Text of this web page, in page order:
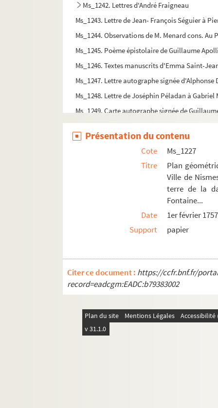
Ms_1242. Lettres d'André Fraigneau
Ms_1243. Lettre de Jean- François Séguier à
Ms_1244. Observations de M. Menard cons.
Ms_1245. Poème épistolaire de Guillaume
Ms_1246. Textes manuscrits d'Emma Saint-
Ms_1247. Lettre autographe signée
Ms_1248. Lettre de Joséphin Péladan à Gabriel
Ms_1249. Carte autographe signée de
Ms_1250. Lettre autographe signée de Jean
Ms_1251. Correspondance manuscrite de
Présentation du contenu
Cote
Ms_1227
Titre
Plan
Ville de
terre de la
Fontaine...
Date
1er février 1757
Support
papier
Citer ce document : https://ccfr.bnf.fr/
record=eadcgm:EADC:b79383002
Plan du site Mentions Légales
v 31.1.0